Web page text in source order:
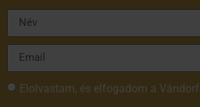
Elolvastam, és elfogadom a